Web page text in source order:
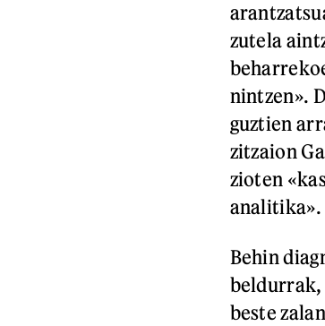
zutela
nintzen».
guztien
zitzaion
zioten
analitika».
Behin
beldurrak,
beste